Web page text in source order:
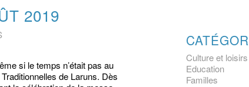
2019
si le temps n’était pas au
de Laruns. Dès
Culture et loisirs
Education
Familles